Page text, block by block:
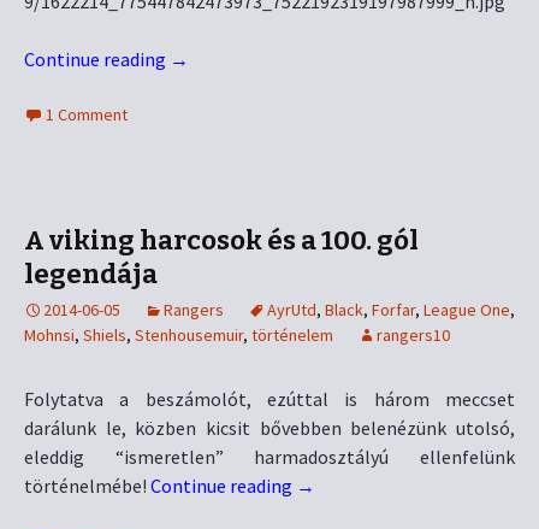
Continue reading →
1 Comment
A viking harcosok és a 100. gól
legendája
2014-06-05 Rangers AyrUtd, Black, Forfar, League One,
Mohnsi, Shiels, Stenhousemuir, történelem rangers10
Folytatva a beszámolót, ezúttal is három meccset
darálunk le, közben kicsit bővebben belenézünk utolsó,
eleddig “ismeretlen” harmadosztályú ellenfelünk
történelmébe! Continue reading →